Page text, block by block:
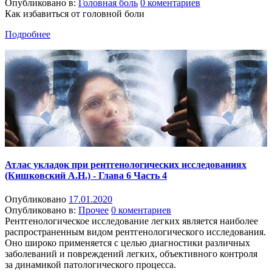
Опубликовано в: Головная боль 0 коментариев
Как избавиться от головной боли
Подробнее
Атлас укладок при рентгенологических исследованиях
(Кишковский А.Н.) - Глава 6 Часть 4
Опубликовано 17.01.2020
Опубликовано в: Прочее 0 коментариев
Рентгенологическое исследование легких является наиболее
распространенным видом рентгенологического исследования.
Оно широко применяется с целью диагностики различных
заболеваний и повреждений легких, объективного контроля
за динамикой патологического процесса.